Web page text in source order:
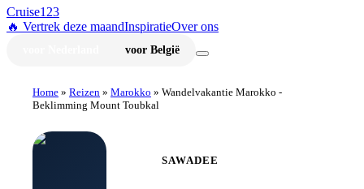
Cruise123
🔥 Vertrek deze maandInspiratieOver ons
voor België
Home » Reizen » Marokko » Wandelvakantie Marokko -
Beklimming Mount Toubkal
SAWADEE